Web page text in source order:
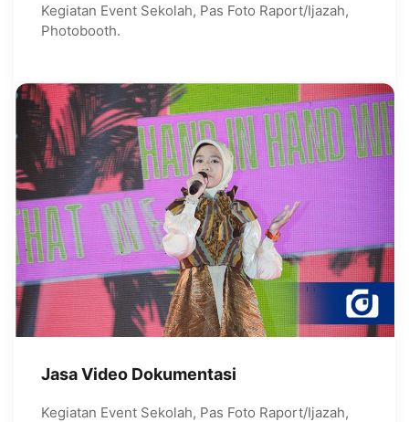
Kegiatan Event Sekolah, Pas Foto Raport/Ijazah,
Photobooth.
Jasa Video Dokumentasi
Kegiatan Event Sekolah, Pas Foto Raport/Ijazah,